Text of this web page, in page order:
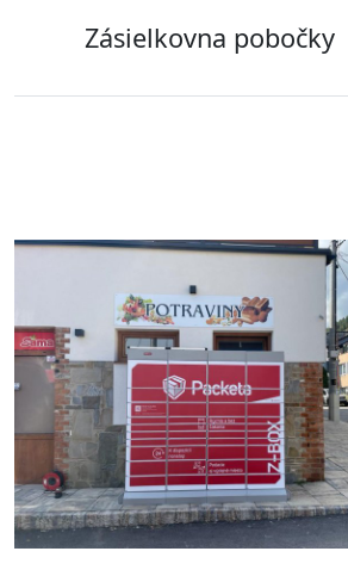
Zásielkovna pobočky